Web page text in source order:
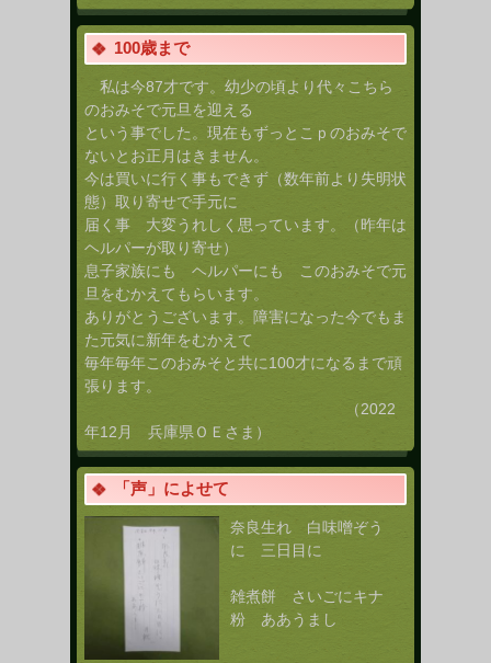
100歳まで
私は今87才です。幼少の頃より代々こちら
のおみそで元旦を迎える
という事でした。現在もずっとこｐのおみそで
ないとお正月はきません。
今は買いに行く事もできず（数年前より失明状
態）取り寄せで手元に
届く事 大変うれしく思っています。（昨年は
ヘルパーが取り寄せ）
息子家族にも ヘルパーにも このおみそで元
旦をむかえてもらいます。
ありがとうございます。障害になった今でもま
た元気に新年をむかえて
毎年毎年このおみそと共に100才になるまで頑
張ります。
（2022
年12月 兵庫県ＯＥさま）
「声」によせて
奈良生れ 白味噌ぞう
に 三日目に
雑煮餅 さいごにキナ
粉 ああうまし